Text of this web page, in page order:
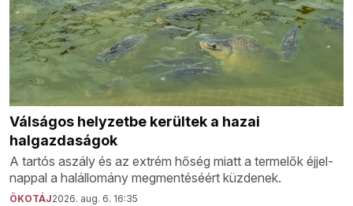
Válságos helyzetbe kerültek a hazai
halgazdaságok
A tartós aszály és az extrém hőség miatt a termelők éjjel-
nappal a halállomány megmentéséért küzdenek.
ÖKOTÁJ2026. aug. 6. 16:35